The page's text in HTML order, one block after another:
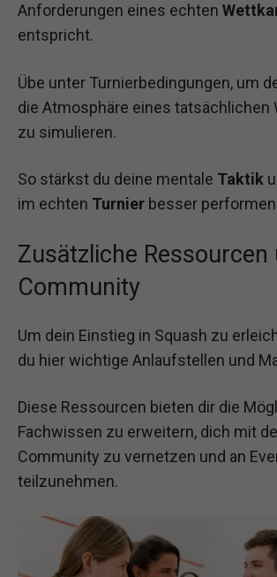
Anforderungen eines echten
entspricht.
Übe unter Turnierbedingungen, um
die Atmosphäre eines tatsächlichen
zu simulieren.
So stärkst du deine mentale Taktik
im echten Turnier besser
Zusätzliche Ressourcen
Community
Um dein Einstieg in Squash zu
du hier wichtige Anlaufstellen und
Diese Ressourcen bieten dir die
Fachwissen zu erweitern, dich mit
Community zu vernetzen und an
teilzunehmen.